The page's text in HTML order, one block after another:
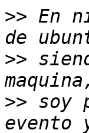
>> En
>>
>> soy